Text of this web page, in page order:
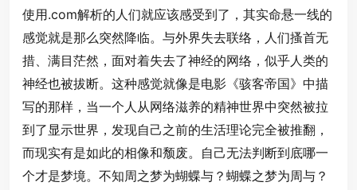
使用.com解析的人们就应该感受到了，其实命悬一线的
感觉就是那么突然降临。与外界失去联络，人们搔首无
措、满目茫然，面对着失去了神经的网络，似乎人类的
神经也被拔断。这种感觉就像是电影《骇客帝国》中描
写的那样，当一个人从网络滋养的精神世界中突然被拉
到了显示世界，发现自己之前的生活理论完全被推翻，
而现实有是如此的相像和颓废。自己无法判断到底哪一
个才是梦境。不知周之梦为蝴蝶与？蝴蝶之梦为周与？